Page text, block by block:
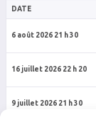
DATE
6 août 2026 21 h 30
16 juillet 2026 22 h 20
9 juillet 2026 21 h 30